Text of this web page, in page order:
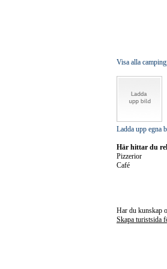
Visa alla
Ladda upp egna
Här hittar du
Pizzerior
Café
Har du kunskap
Skapa